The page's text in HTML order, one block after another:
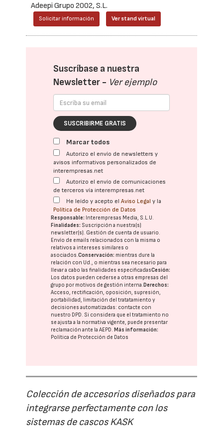
Adeepi Grupo 2002, S.L.
Solicitar información Ver stand virtual
Suscríbase a nuestra
Newsletter - Ver ejemplo
SUSCRIBIRME GRATIS
Marcar todos
Autorizo el envío de newsletters y
avisos informativos personalizados de
interempresas.net
Autorizo el envío de comunicaciones
de terceros vía interempresas.net
He leído y acepto elAviso Legal y la
Política de Protección de Datos
Responsable: Interempresas Media, S.L.U.
Finalidades: Suscripción a nuestra(s)
newsletter(s). Gestión de cuenta de usuario.
Envío de emails relacionados con la misma o
relativos a intereses similares o
asociados.Conservación: mientras dure la
relación con Ud., o mientras sea necesario para
llevar a cabo las finalidades especificadasCesión:
Los datos pueden cederse a otras empresas del
grupo por motivos de gestión interna. Derechos:
Acceso, rectificación, oposición, supresión,
portabilidad, limitación del tratatamiento y
decisiones automatizadas: contacte con
nuestro DPD. Si considera que el tratamiento no
se ajusta a la normativa vigente, puede presentar
reclamación ante laAEPD. Más información:
Política de Protección de Datos
Colección de accesorios diseñados para
integrarse perfectamente con los
sistemas de cascos KASK